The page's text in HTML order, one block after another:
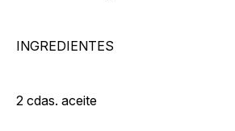
INGREDIENTES
2 cdas. aceite